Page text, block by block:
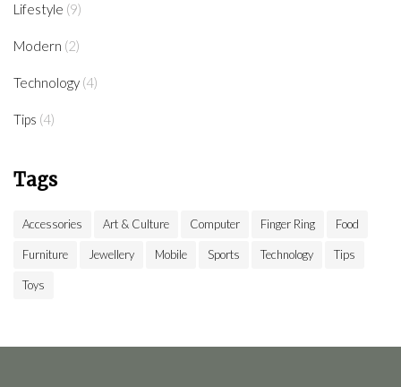
Lifestyle (9)
Modern (2)
Technology (4)
Tips (4)
Tags
Accessories Art & Culture Computer Finger Ring Food
Furniture Jewellery Mobile Sports Technology Tips
Toys